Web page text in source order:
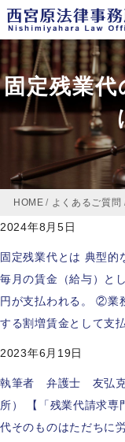
固定残業
HOME / よくあるご質問
2024年8月5日
固定残業代とは 典型
毎月の賃金（給与）と
円が支払われる。 ②業
する割増賃金として支
2023年6月19日
執筆者 弁護士 友弘克
所） 【「残業代請求専
代そのものはただちに